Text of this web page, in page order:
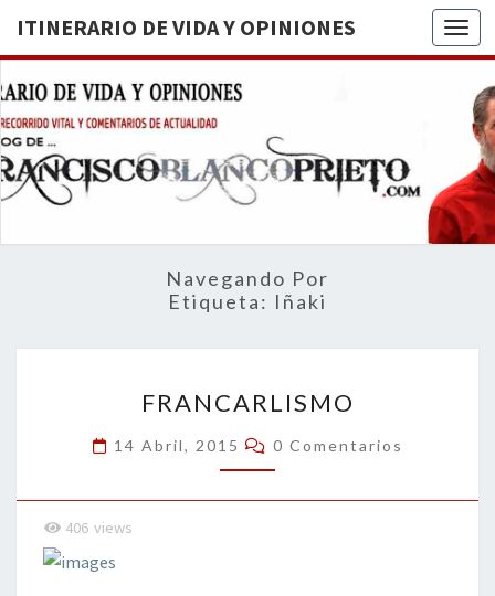
ITINERARIO DE VIDA Y OPINIONES
DE
BREVE
RECORRIDO
VITAL Y
ACTUALIDAD
Navegando Por
Etiqueta: Iñaki
FRANCARLISMO
14 Abril, 2015 Comentarios
0 Comentarios
406 views